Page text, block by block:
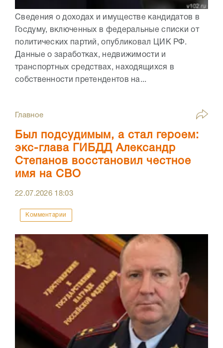
Сведения о доходах и имуществе кандидатов в
Госдуму, включенных в федеральные списки от
политических партий, опубликовал ЦИК РФ.
Данные о заработках, недвижимости и
транспортных средствах, находящихся в
собственности претендентов на...
Главное
Был подсудимым, а стал героем:
экс-глава ГИБДД Александр
Степанов восстановил честное
имя на СВО
22.07.2026 18:03
Комментарии